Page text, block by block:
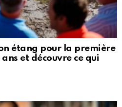
étang pour la première
et découvre ce qui